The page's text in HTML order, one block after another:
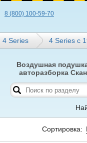
8 (800) 100-59-70
4 Series 4 Series с
Воздушная
авторазборка
Сортировка: